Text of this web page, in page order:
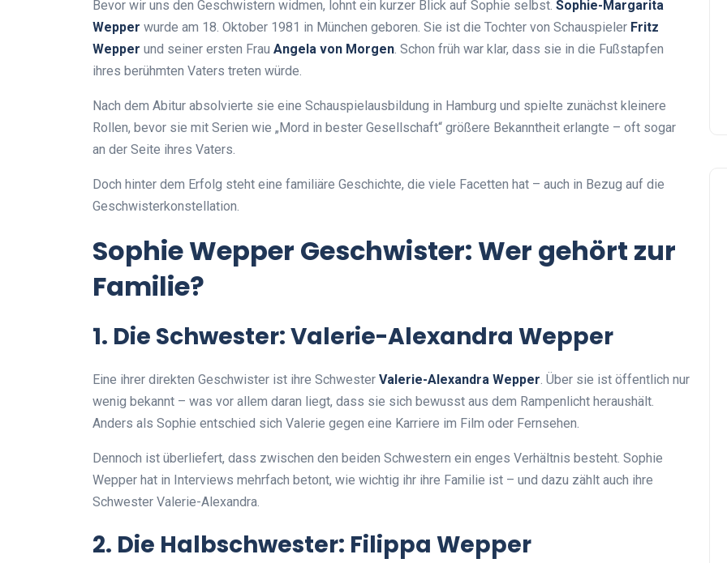
Bevor wir uns den Geschwistern widmen, lohnt ein kurzer Blick auf Sophie selbst. Sophie-Margarita
Wepper wurde am 18. Oktober 1981 in München geboren. Sie ist die Tochter von Schauspieler Fritz
Wepper und seiner ersten Frau Angela von Morgen. Schon früh war klar, dass sie in die Fußstapfen
ihres berühmten Vaters treten würde.
Nach dem Abitur absolvierte sie eine Schauspielausbildung in Hamburg und spielte zunächst kleinere
Rollen, bevor sie mit Serien wie „Mord in bester Gesellschaft“ größere Bekanntheit erlangte – oft sogar
an der Seite ihres Vaters.
Doch hinter dem Erfolg steht eine familiäre Geschichte, die viele Facetten hat – auch in Bezug auf die
Geschwisterkonstellation.
Sophie Wepper Geschwister: Wer gehört zur
Familie?
1. Die Schwester: Valerie-Alexandra Wepper
Eine ihrer direkten Geschwister ist ihre Schwester Valerie-Alexandra Wepper. Über sie ist öffentlich nur
wenig bekannt – was vor allem daran liegt, dass sie sich bewusst aus dem Rampenlicht heraushält.
Anders als Sophie entschied sich Valerie gegen eine Karriere im Film oder Fernsehen.
Dennoch ist überliefert, dass zwischen den beiden Schwestern ein enges Verhältnis besteht. Sophie
Wepper hat in Interviews mehrfach betont, wie wichtig ihr ihre Familie ist – und dazu zählt auch ihre
Schwester Valerie-Alexandra.
2. Die Halbschwester: Filippa Wepper